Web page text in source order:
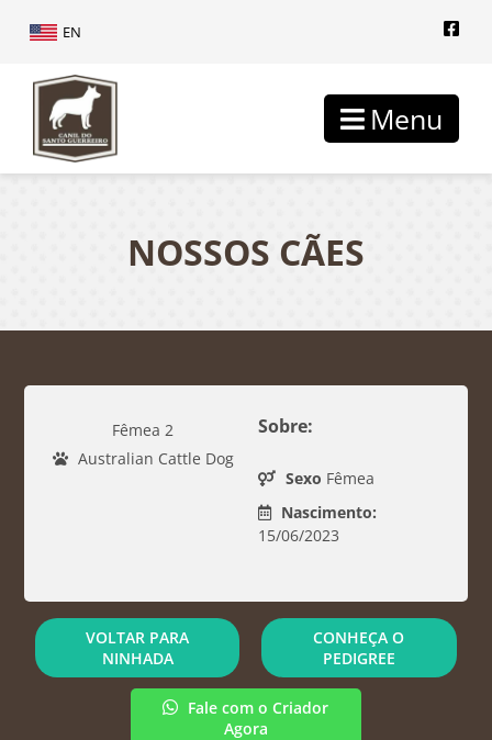
EN
Menu
NOSSOS CÃES
Fêmea 2
Australian Cattle Dog
Sobre:
Sexo Fêmea
Nascimento:
15/06/2023
VOLTAR PARA
NINHADA
CONHEÇA O
PEDIGREE
Fale com o Criador
Agora